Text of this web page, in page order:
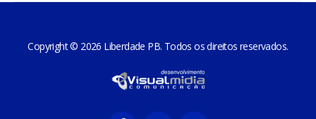
Copyright © 2026 Liberdade PB. Todos os direitos reservados.